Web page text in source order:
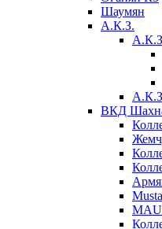
Шаумян
А.К.З.
ВКД